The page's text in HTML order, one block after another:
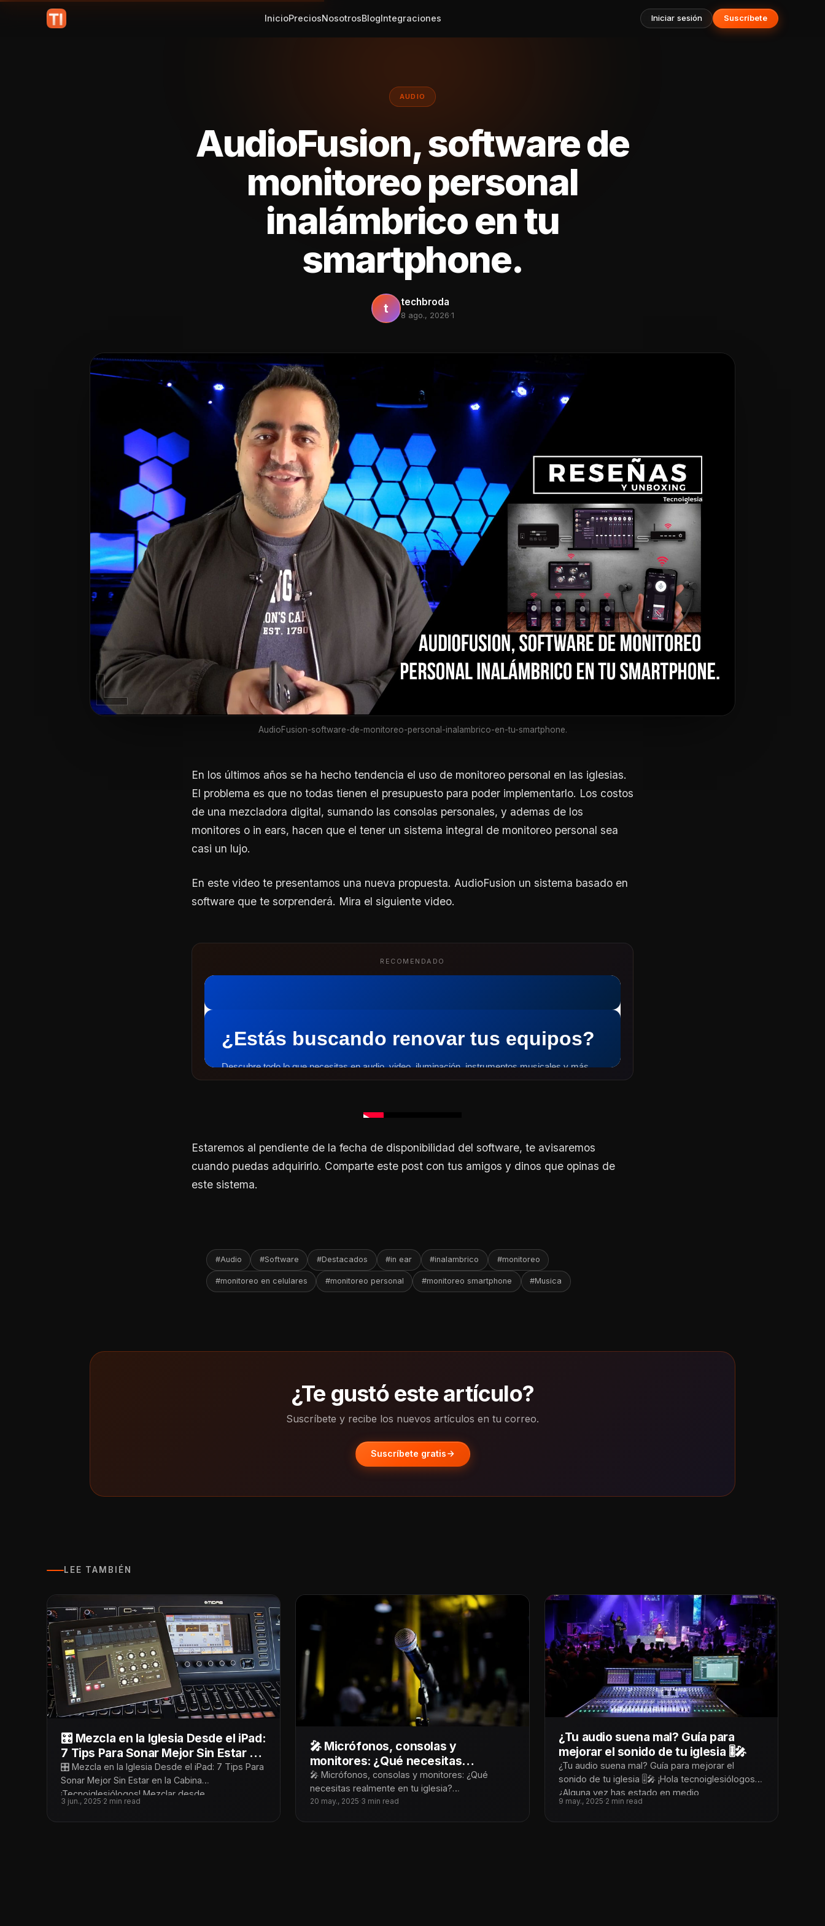
InicioPreciosNosotrosBlogIntegraciones Iniciar sesión Suscríbete
AUDIO
AudioFusion, software de
monitoreo personal
inalámbrico en tu
smartphone.
t techbroda
8 ago., 2026·1
AudioFusion-software-de-monitoreo-personal-inalambrico-en-tu-smartphone.
En los últimos años se ha hecho tendencia el uso de monitoreo personal en las iglesias.
El problema es que no todas tienen el presupuesto para poder implementarlo. Los costos
de una mezcladora digital, sumando las consolas personales, y ademas de los
monitores o in ears, hacen que el tener un sistema integral de monitoreo personal sea
casi un lujo.
En este video te presentamos una nueva propuesta. AudioFusion un sistema basado en
software que te sorprenderá. Mira el siguiente video.
RECOMENDADO
Estaremos al pendiente de la fecha de disponibilidad del software, te avisaremos
cuando puedas adquirirlo. Comparte este post con tus amigos y dinos que opinas de
este sistema.
#Audio #Software #Destacados #in ear #inalambrico #monitoreo
#monitoreo en celulares #monitoreo personal #monitoreo smartphone #Musica
¿Te gustó este artículo?
Suscríbete y recibe los nuevos artículos en tu correo.
Suscríbete gratis
LEE TAMBIÉN
🎛️ Mezcla en la Iglesia Desde el iPad:
7 Tips Para Sonar Mejor Sin Estar en
la Cabina
🎛️ Mezcla en la Iglesia Desde el iPad: 7 Tips Para
Sonar Mejor Sin Estar en la Cabina
¡Tecnoiglesiólogos! Mezclar desde
3 jun., 2025·2 min read
🎤 Micrófonos, consolas y
monitores: ¿Qué necesitas
realmente en tu iglesia?
🎤 Micrófonos, consolas y monitores: ¿Qué
necesitas realmente en tu iglesia?
¡Tecnoiglesiólogos! Cuando hablamos de audio
20 may., 2025·3 min read
¿Tu audio suena mal? Guía para
mejorar el sonido de tu iglesia 🎚️🎤
¿Tu audio suena mal? Guía para mejorar el
sonido de tu iglesia 🎚️🎤 ¡Hola tecnoiglesiólogos!
¿Alguna vez has estado en medio
9 may., 2025·2 min read